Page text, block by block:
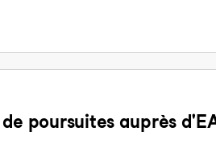
poursuites auprès